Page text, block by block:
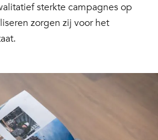
sterkte campagnes op
zorgen zij voor het